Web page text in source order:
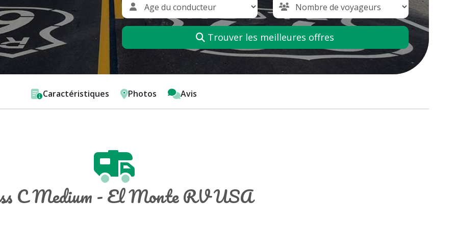
Trouver les meilleures offres
Caractéristiques Photos Avis
C Medium - El Monte RV USA